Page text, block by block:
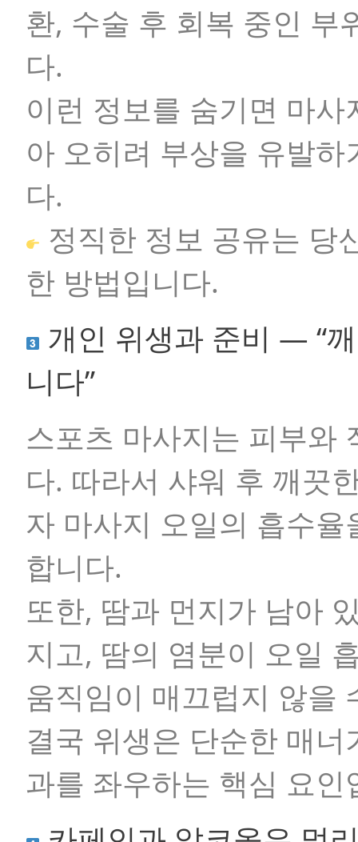
환, 수술 후 회복 중인 부
다.
이런 정보를 숨기면 마
아 오히려 부상을 유발
다.
정직한 정보 공유는 당
한 방법입니다.
개인 위생과 준비 — “
니다”
스포츠 마사지는 피부와
다. 따라서 샤워 후 깨끗
자 마사지 오일의 흡수
합니다.
또한, 땀과 먼지가 남아
지고, 땀의 염분이 오일
움직임이 매끄럽지 않을
결국 위생은 단순한 매
과를 좌우하는 핵심 요인